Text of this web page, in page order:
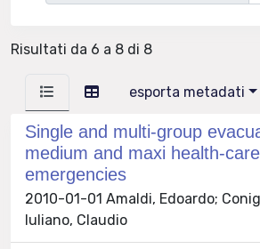
Risultati da 6 a 8 di 8
esporta metadati
Single and multi-group
medium and maxi health-care
emergencies
2010-01-01 Amaldi, Edoardo;
Iuliano, Claudio